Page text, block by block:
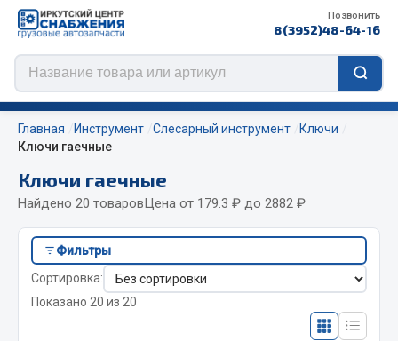
Позвонить
8(3952)48-64-16
Цепи противоскольжения
ЦЕПИ РОССИЯ
ЦЕПИ BOHU (Китай)
Изготовление цепей на колеса BOHU
QITONG
Главная Инструмент Слесарный инструмент
Ключи
Ключи гаечные
Ключи гаечные
Найдено 20 товаровЦена от 179.3 ₽ до 2882 ₽
Фильтры
Сортировка:
Показано 20 из 20